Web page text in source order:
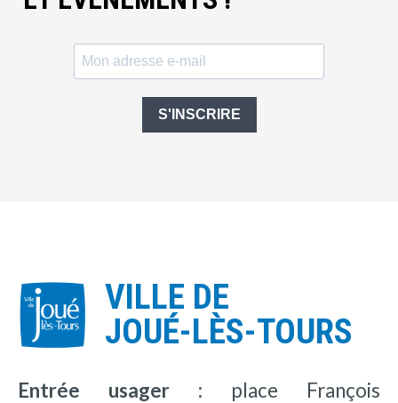
S'INSCRIRE
VILLE DE
JOUÉ-LÈS-TOURS
Entrée usager : place François